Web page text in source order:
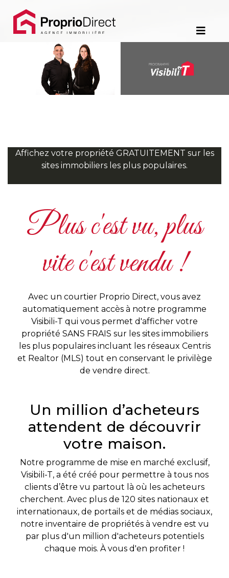
Contact
450.229.2992
PROPRIÉTÉS
COURTIERS
Notre
Partenaires
Témoignages
ACHAT
Alerte
immobilière
courtier
immobilier,
protégé!
outils
pour
financement
Affichez votre propriété GRATUITEMENT sur les
sites immobiliers les plus populaires.
Plus c'est vu, plus
vite c'est vendu !
Avec un courtier Proprio Direct, vous avez
automatiquement accès à notre programme
Visibili-T qui vous permet d'afficher votre
propriété SANS FRAIS sur les sites immobiliers
les plus populaires incluant les réseaux Centris
et Realtor (MLS) tout en conservant le privilège
de vendre direct.
Un million d’acheteurs
attendent de découvrir
votre maison.
Notre programme de mise en marché exclusif,
Visibili-T, a été créé pour permettre à tous nos
clients d’être vu partout là où les acheteurs
cherchent. Avec plus de 120 sites nationaux et
internationaux, de portails et de médias sociaux,
notre inventaire de propriétés à vendre est vu
par plus d'un million d'acheteurs potentiels
chaque mois. À vous d'en profiter !